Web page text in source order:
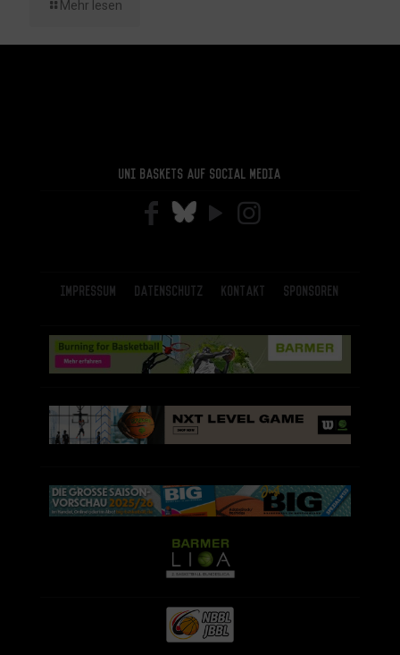
Mehr lesen
Uni Baskets auf Social Media
Impressum Datenschutz Kontakt Sponsoren